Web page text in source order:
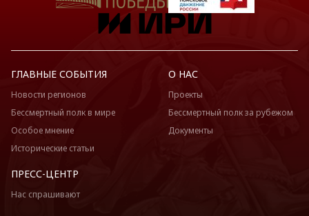
ГЛАВНЫЕ СОБЫТИЯ
Новости регионов
Бессмертный полк в мире
Особое мнение
Исторические статьи
О НАС
Проекты
Бессмертный полк за рубежом
Документы
ПРЕСС-ЦЕНТР
Нас спрашивают